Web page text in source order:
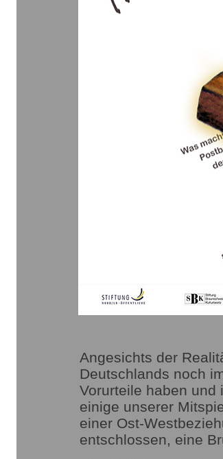
Angesichts der
Deutschlands noch
Vorurteile haben und
einige unserer
einer Ost-
entschlossen, eine